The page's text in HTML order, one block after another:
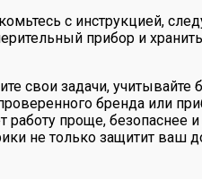
с инструкцией,
прибор и
свои задачи, учитывайте
бренда или
проще, безопаснее и
не только защитит ваш